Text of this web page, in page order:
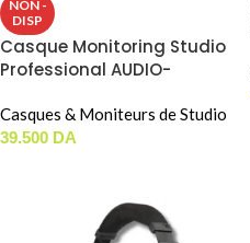
NON -
DISP
Casque Monitoring Studio
Professional AUDIO-
Casques & Moniteurs de Studio
39.500 DA